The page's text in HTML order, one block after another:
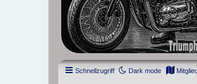
Schnellzugriff Dark mode